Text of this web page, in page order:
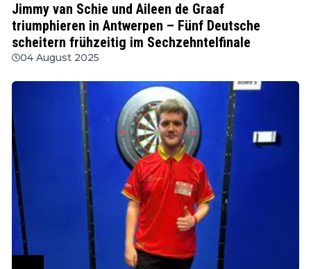
Jimmy van Schie und Aileen de Graaf
triumphieren in Antwerpen – Fünf Deutsche
scheitern frühzeitig im Sechzehntelfinale
04 August 2025